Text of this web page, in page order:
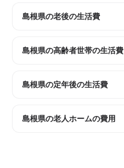
島根県の老後の生活費
島根県の高齢者世帯の生活費
島根県の定年後の生活費
島根県の老人ホームの費用